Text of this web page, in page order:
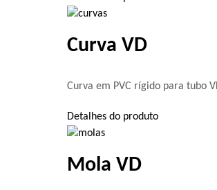
Curva VD
Curva em PVC rígido para tubo
Detalhes do produto
Mola VD